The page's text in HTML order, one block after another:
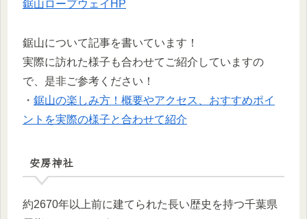
鋸山ロープウェイHP
鋸山について記事を書いています！
実際に訪れた様子も合わせてご紹介していますの
で、是非ご参考ください！
・ 鋸山の楽しみ方！概要やアクセス、おすすめポイ
ントを実際の様子と合わせて紹介
安房神社
約2670年以上前に建てられた長い歴史を持つ千葉県